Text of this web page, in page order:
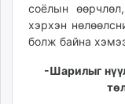
соёлын
хэрхэн
болж байна
-Шарилыг